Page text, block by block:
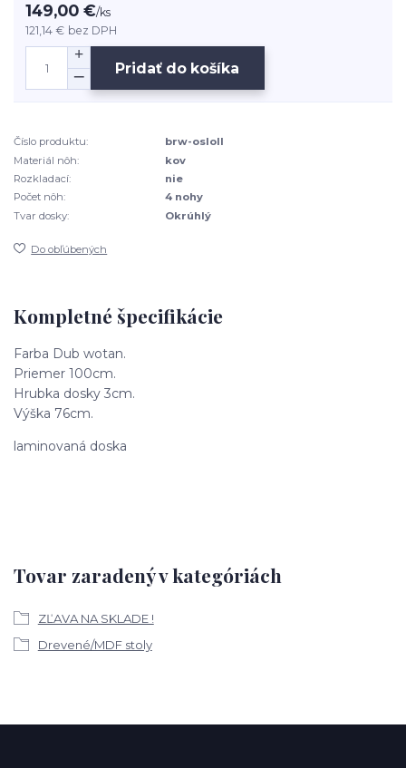
149,00 €/ks
121,14 € bez DPH
Pridať do košíka
Číslo produktu:
brw-osloII
Materiál nôh:
kov
Rozkladací:
nie
Počet nôh:
4 nohy
Tvar dosky:
Okrúhlý
Do obľúbených
Kompletné špecifikácie
Farba Dub wotan.
Priemer 100cm.
Hrubka dosky 3cm.
Výška 76cm.
laminovaná doska
Tovar zaradený v kategóriách
ZĽAVA NA SKLADE !
Drevené/MDF stoly